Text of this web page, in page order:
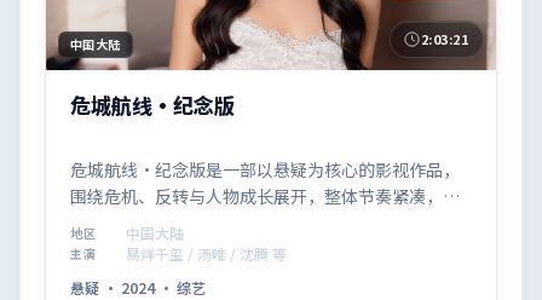
中国大陆 2:03:21
危城航线·纪念版
危城航线·纪念版是一部以悬疑为核心的影视作品，
围绕危机、反转与人物成长展开，整体节奏紧凑，值
得推荐观看。
地区 中国大陆
主演
易烊千玺 / 汤唯 / 沈腾 等
悬疑 · 2024· 综艺